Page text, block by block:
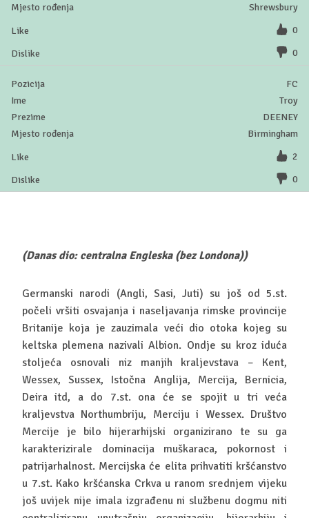
Shrewsbury
0
0
FC
Troy
DEENEY
Birmingham
2
0
(Danas dio: centralna Engleska (bez Londona))
Germanski narodi (Angli, Sasi, Juti) su još od 5.st.
počeli vršiti osvajanja i naseljavanja rimske provincije
Britanije koja je zauzimala veći dio otoka kojeg su
keltska plemena nazivali Albion. Ondje su kroz iduća
stoljeća osnovali niz manjih kraljevstava – Kent,
Wessex, Sussex, Istočna Anglija, Mercija, Bernicia,
Deira itd, a do 7.st. ona će se spojit u tri veća
kraljevstva Northumbriju, Merciju i Wessex. Društvo
Mercije je bilo hijerarhijski organizirano te su ga
karakterizirale dominacija muškaraca, pokornost i
patrijarhalnost. Mercijska će elita prihvatiti kršćanstvo
u 7.st. Kako kršćanska Crkva u ranom srednjem vijeku
još uvijek nije imala izgrađenu ni službenu dogmu niti